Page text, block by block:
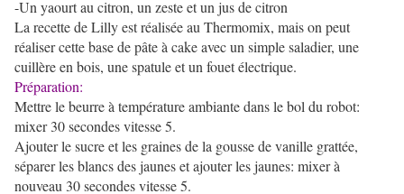
-Un yaourt au citron, un zeste et un jus de citron
La recette de Lilly est réalisée au Thermomix, mais on peut
réaliser cette base de pâte à cake avec un simple saladier, une
cuillère en bois, une spatule et un fouet électrique.
Préparation:
Mettre le beurre à température ambiante dans le bol du robot:
mixer 30 secondes vitesse 5.
Ajouter le sucre et les graines de la gousse de vanille grattée,
séparer les blancs des jaunes et ajouter les jaunes: mixer à
nouveau 30 secondes vitesse 5.